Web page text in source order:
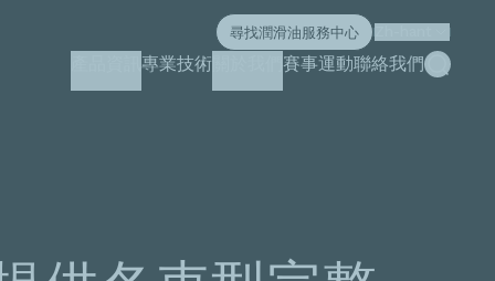
專業技術 賽事運動聯絡我們搜索
尋找潤滑油服務中心
供各車型完整